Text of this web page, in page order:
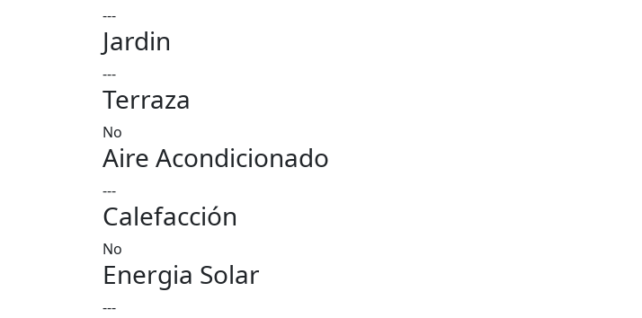
---
Jardin
---
Terraza
No
Aire Acondicionado
---
Calefacción
No
Energia Solar
---